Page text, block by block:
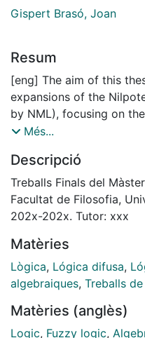
Gispert Brasó, Joan
Resum
[eng] The aim of this
expansions of the
by NML), focusing on
finitary extensions and,
alongside their variants
completeness, passive
The project includes
Nilpotent minimum logic
to the language of NML.
we also study the Δ-
expanding the language
the incorporation of
to the language of this
Més...
Descripció
Treballs Finals del
Facultat de Filosofia,
202x-202x. Tutor: xxx
Matèries
Lògica, Lógica difusa,
algebraiques, Treballs
Matèries (anglès)
Logic, Fuzzy logic,